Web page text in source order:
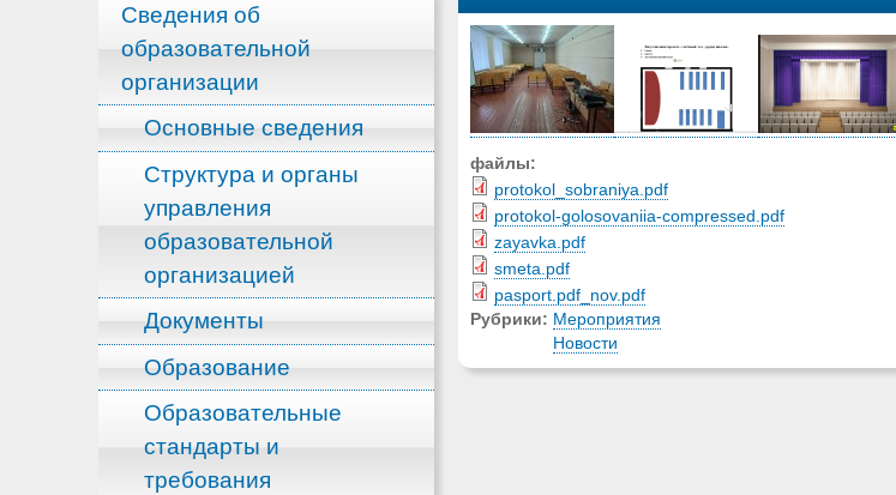
Сведения об
образовательной
организации
Основные сведения
Структура и органы
управления
образовательной
организацией
Документы
Образование
Образовательные
стандарты и
требования
файлы:
protokol_sobraniya.pdf
protokol-golosovaniia-compressed.pdf
zayavka.pdf
smeta.pdf
pasport.pdf_nov.pdf
Рубрики: Мероприятия
Новости